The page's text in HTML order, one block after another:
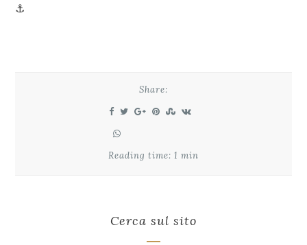
⚓️
Share:
Reading time: 1 min
Cerca sul sito